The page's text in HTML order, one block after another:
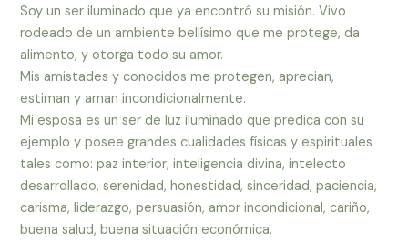
Soy un ser iluminado que ya encontró su misión. Vivo
rodeado de un ambiente bellísimo que me protege, da
alimento, y otorga todo su amor.
Mis amistades y conocidos me protegen, aprecian,
estiman y aman incondicionalmente.
Mi esposa es un ser de luz iluminado que predica con su
ejemplo y posee grandes cualidades físicas y espirituales
tales como: paz interior, inteligencia divina, intelecto
desarrollado, serenidad, honestidad, sinceridad, paciencia,
carisma, liderazgo, persuasión, amor incondicional, cariño,
buena salud, buena situación económica.